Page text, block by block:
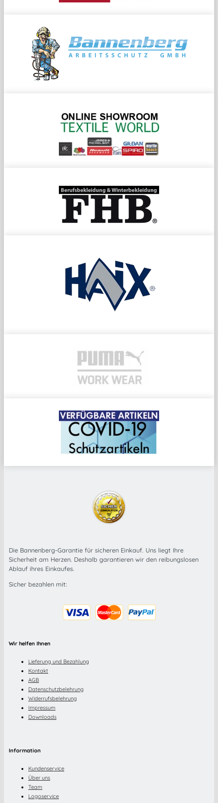
Die Bannenberg-Garantie für sicheren Einkauf. Uns liegt Ihre
Sicherheit am Herzen. Deshalb garantieren wir den reibungslosen
Ablauf ihres Einkaufes.
Sicher bezahlen mit:
Wir helfen Ihnen
Lieferung und Bezahlung
Kontakt
AGB
Datenschutzbelehrung
Widerrufsbelehrung
Impressum
Downloads
Information
Kundenservice
Über uns
Team
Logoservice